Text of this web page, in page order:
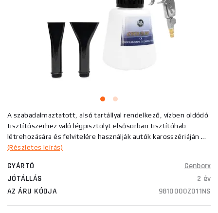
A szabadalmaztatott, alsó tartállyal rendelkező, vízben oldódó
tisztítószerhez való légpisztolyt elsősorban tisztítóhab
létrehozására és felvitelére használják autók karosszériáján ...
(Részletes leírás)
GYÁRTÓ
Genborx
JÓTÁLLÁS
2 év
AZ ÁRU KÓDJA
9810000Z011NS